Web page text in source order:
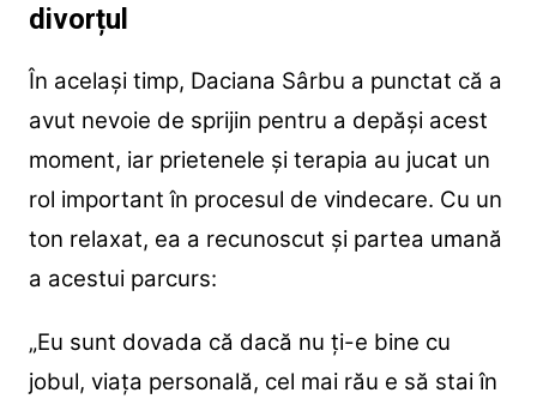
divorțul
În același timp, Daciana Sârbu a punctat că a
avut nevoie de sprijin pentru a depăși acest
moment, iar prietenele și terapia au jucat un
rol important în procesul de vindecare. Cu un
ton relaxat, ea a recunoscut și partea umană
a acestui parcurs:
„Eu sunt dovada că dacă nu ți-e bine cu
jobul, viața personală, cel mai rău e să stai în